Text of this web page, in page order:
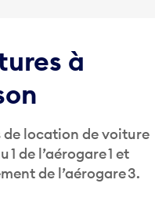
à
de location de voiture
de l’aérogare 1 et
de l’aérogare 3.